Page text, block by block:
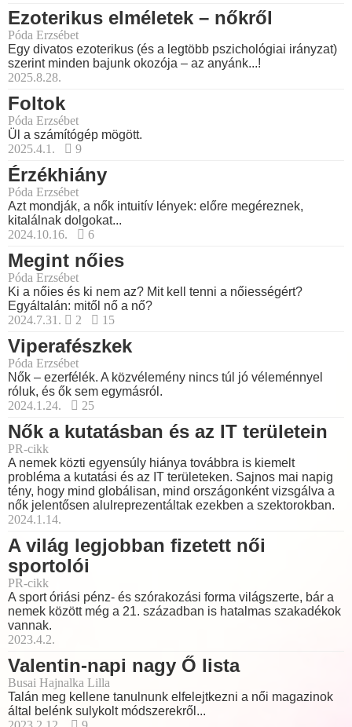
Ezoterikus elméletek – nőkről
Póda Erzsébet
Egy divatos ezoterikus (és a legtöbb pszichológiai irányzat)
szerint minden bajunk okozója – az anyánk...!
2025.8.28.
Foltok
Póda Erzsébet
Ül a számítógép mögött.
2025.4.1.
9
Érzékhiány
Póda Erzsébet
Azt mondják, a nők intuitív lények: előre megéreznek,
kitalálnak dolgokat...
2024.10.16.
6
Megint nőies
Póda Erzsébet
Ki a nőies és ki nem az? Mit kell tenni a nőiességért?
Egyáltalán: mitől nő a nő?
2024.7.31.
2 15
Viperafészkek
Póda Erzsébet
Nők – ezerfélék. A közvélemény nincs túl jó véleménnyel
róluk, és ők sem egymásról.
2024.1.24.
25
Nők a kutatásban és az IT területein
PR-cikk
A nemek közti egyensúly hiánya továbbra is kiemelt
probléma a kutatási és az IT területeken. Sajnos mai napig
tény, hogy mind globálisan, mind országonként vizsgálva a
nők jelentősen alulreprezentáltak ezekben a szektorokban.
2024.1.14.
A világ legjobban fizetett női
sportolói
PR-cikk
A sport óriási pénz- és szórakozási forma világszerte, bár a
nemek között még a 21. században is hatalmas szakadékok
vannak.
2023.4.2.
Valentin-napi nagy Ő lista
Busai Hajnalka Lilla
Talán meg kellene tanulnunk elfelejtkezni a női magazinok
által belénk sulykolt módszerekről...